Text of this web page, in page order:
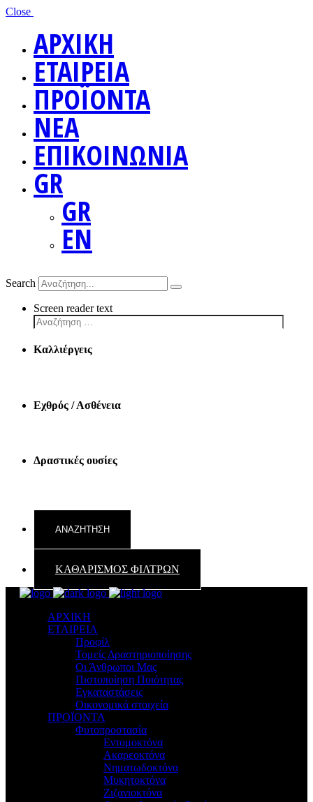
Close
ΑΡΧΙΚΗ
ΕΤΑΙΡΕΙΑ
ΠΡΟΪΟΝΤΑ
ΝΕΑ
ΕΠΙΚΟΙΝΩΝΙΑ
GR
GR
EN
Search
Screen reader text
Καλλιέργεις
Εχθρός / Ασθένεια
Δραστικές ουσίες
ΚΑΘΑΡΙΣΜΟΣ ΦΙΛΤΡΩΝ
ΑΡΧΙΚΗ
ΕΤΑΙΡΕΙΑ
Προφίλ
Τομείς Δραστηριοποίησης
Οι Άνθρωποι Μας
Πιστοποίηση Ποιότητας
Εγκαταστάσεις
Οικονομικά στοιχεία
ΠΡΟΪΟΝΤΑ
Φυτοπροστασία
Εντομοκτόνα
Ακαρεοκτόνα
Νηματωδοκτόνα
Μυκητοκτόνα
Ζιζανιοκτόνα